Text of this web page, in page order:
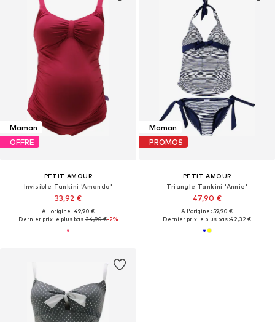
Maman
OFFRE
PETIT AMOUR
Invisible Tankini 'Amanda'
33,92 €
À l'origine : 49,90 €
Dernier prix le plus bas :34,90 €-2%
Maman
PROMOS
PETIT AMOUR
Triangle Tankini 'Annie'
47,90 €
À l'origine : 59,90 €
Dernier prix le plus bas :42,32 €